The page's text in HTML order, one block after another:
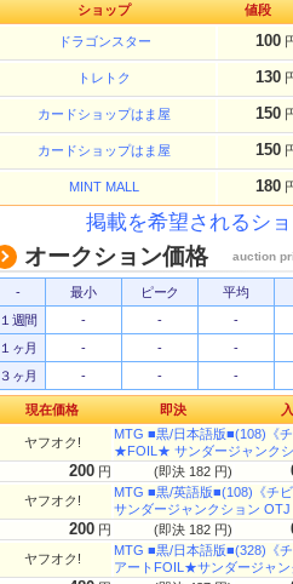
ショップ 値段
ドラゴンスター 100
トレトク 130
カードショップはま屋 150
カードショップはま屋 150
MINT MALL 180
掲載を希望されるシ
オークション価格 auction
- 最小 ピーク
平均
１週間
- -
-
１ヶ月
- -
-
３ヶ月
- - -
現在価格 即決
ヤフオク!
MTG ■黒/日本語版■(108)《
★FOIL★ サンダージャンク
200 円 (即決 182 円)
ヤフオク!
MTG ■黒/英語版■(108)《チ
サンダージャンクション OTJ
200 円 (即決 182 円)
ヤフオク!
MTG ■黒/日本語版■(328)《
アートFOIL★サンダージャ